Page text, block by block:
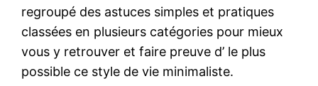
regroupé des astuces simples et pratiques
classées en plusieurs catégories pour mieux
vous y retrouver et faire preuve d’ le plus
possible ce style de vie minimaliste.